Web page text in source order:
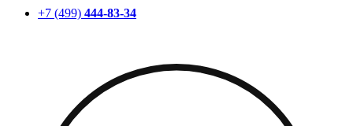
+7 (499) 444-83-34